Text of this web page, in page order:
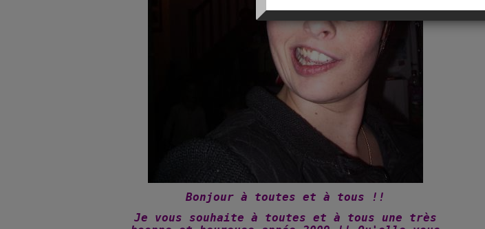
Bonjour à toutes et à tous !!
Je vous souhaite à toutes et à tous une très